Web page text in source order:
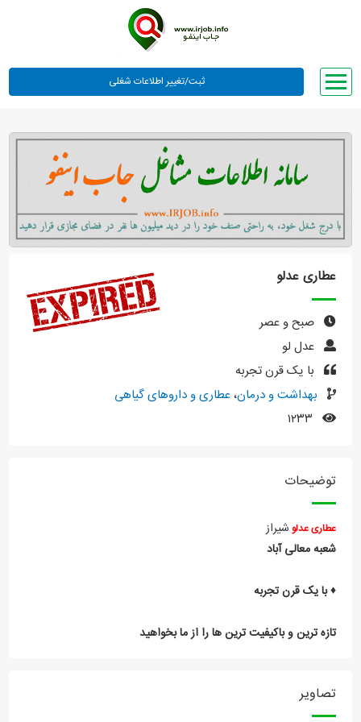
وبلاگ
معرفی ما
تعرفه ها
راهنما
ورود یا عضویت
عطاری عدلو
صبح و عصر
عدل لو
با یک قرن تجربه
بهداشت و درمان،عطاری و داروهای گیاهی
توضیحات
عطاری عدلو شیراز
شعبه معالی آباد
♦️ با یک قرن تجربه
تازه ترین و باکیفیت ترین ها را از ما بخواهید
تصاویر